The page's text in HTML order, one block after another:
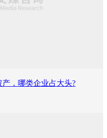
，哪类企业占大头?